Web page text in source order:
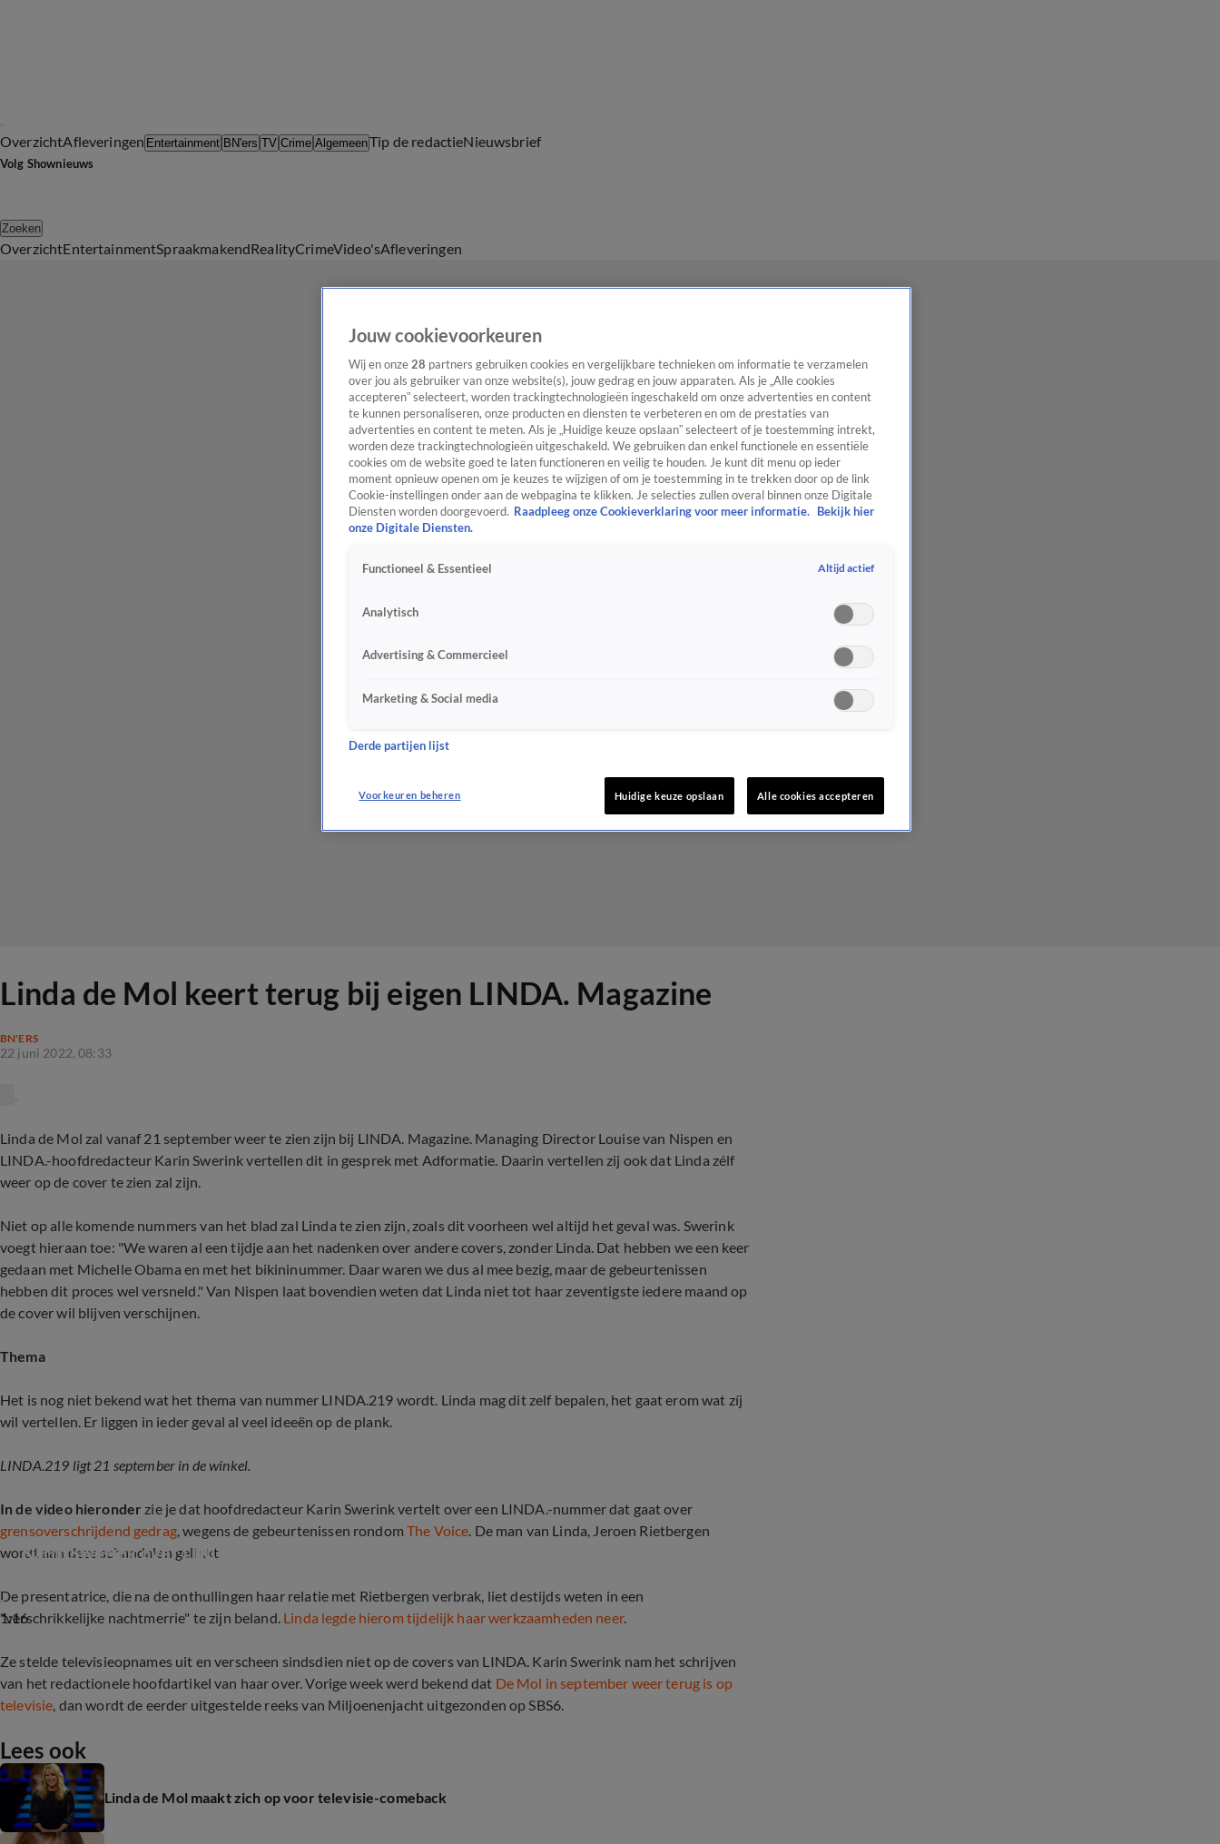
OverzichtAfleveringen Entertainment BN'ers TV Crime AlgemeenTip de redactieNieuwsbrief
Volg Shownieuws
Zoeken
OverzichtEntertainmentSpraakmakendRealityCrimeVideo'sAfleveringen
Linda de Mol keert terug bij eigen LINDA. Magazine
BN'ERS
22 juni 2022, 08:33
Linda de Mol zal vanaf 21 september weer te zien zijn bij LINDA. Magazine. Managing Director Louise van Nispen en
LINDA.-hoofdredacteur Karin Swerink vertellen dit in gesprek met Adformatie. Daarin vertellen zij ook dat Linda zélf
weer op de cover te zien zal zijn.
Niet op alle komende nummers van het blad zal Linda te zien zijn, zoals dit voorheen wel altijd het geval was. Swerink
voegt hieraan toe: "We waren al een tijdje aan het nadenken over andere covers, zonder Linda. Dat hebben we een keer
gedaan met Michelle Obama en met het bikininummer. Daar waren we dus al mee bezig, maar de gebeurtenissen
hebben dit proces wel versneld." Van Nispen laat bovendien weten dat Linda niet tot haar zeventigste iedere maand op
de cover wil blijven verschijnen.
Thema
Het is nog niet bekend wat het thema van nummer LINDA.219 wordt. Linda mag dit zelf bepalen, het gaat erom wat zíj
wil vertellen. Er liggen in ieder geval al veel ideeën op de plank.
LINDA.219 ligt 21 september in de winkel.
In de video hieronder zie je dat hoofdredacteur Karin Swerink vertelt over een LINDA.-nummer dat gaat over
grensoverschrijdend gedrag, wegens de gebeurtenissen rondomThe Voice. De man van Linda, Jeroen Rietbergen
wordt aan deze schandalen gelinkt.
1:16
Karin Swerink over LINDA. thema: seksueel grensoverschrijdend gedrag
De presentatrice, die na de onthullingen haar relatie met Rietbergen verbrak, liet destijds weten in een
"verschrikkelijke nachtmerrie" te zijn beland. Linda legde hierom tijdelijk haar werkzaamheden neer.
Ze stelde televisieopnames uit en verscheen sindsdien niet op de covers van LINDA. Karin Swerink nam het schrijven
van het redactionele hoofdartikel van haar over. Vorige week werd bekend dat De Mol in september weer terug is op
televisie, dan wordt de eerder uitgestelde reeks van Miljoenenjacht uitgezonden op SBS6.
Lees ook
Linda de Mol maakt zich op voor televisie-comeback
Jouw cookievoorkeuren
Wij en onze 28 partners gebruiken cookies en vergelijkbare technieken om informatie te verzamelen
over jou als gebruiker van onze website(s), jouw gedrag en jouw apparaten. Als je „Alle cookies
accepteren” selecteert, worden trackingtechnologieën ingeschakeld om onze advertenties en content
te kunnen personaliseren, onze producten en diensten te verbeteren en om de prestaties van
advertenties en content te meten. Als je „Huidige keuze opslaan” selecteert of je toestemming intrekt,
worden deze trackingtechnologieën uitgeschakeld. We gebruiken dan enkel functionele en essentiële
cookies om de website goed te laten functioneren en veilig te houden. Je kunt dit menu op ieder
moment opnieuw openen om je keuzes te wijzigen of om je toestemming in te trekken door op de link
Cookie-instellingen onder aan de webpagina te klikken. Je selecties zullen overal binnen onze Digitale
Diensten worden doorgevoerd. Raadpleeg onze Cookieverklaring voor meer informatie.
Bekijk hier
onze Digitale Diensten.
Functioneel & Essentieel Altijd actief
Analytisch
Advertising & Commercieel
Marketing & Social media
Derde partijen lijst
Voorkeuren beheren Huidige keuze opslaan Alle cookies accepteren